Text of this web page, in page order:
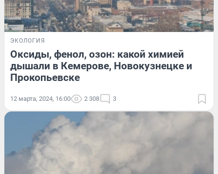
ЭКОЛОГИЯ
Оксиды, фенол, озон: какой химией
дышали в Кемерове, Новокузнецке и
Прокопьевске
12 марта, 2024, 16:00 2 308 3